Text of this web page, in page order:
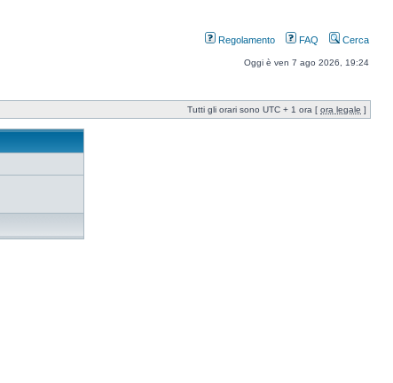
Regolamento FAQ Cerca
Oggi è ven 7 ago 2026, 19:24
Tutti gli orari sono UTC + 1 ora [ ora legale ]